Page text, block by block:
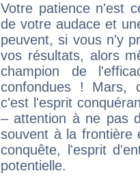
Votre patience n'est
de votre audace et
peuvent, si vous n'y
vos résultats, alors
champion de
confondues ! Mars,
c'est l'esprit
– attention à ne pas
souvent à la frontière
conquête, l'esprit
potentielle.